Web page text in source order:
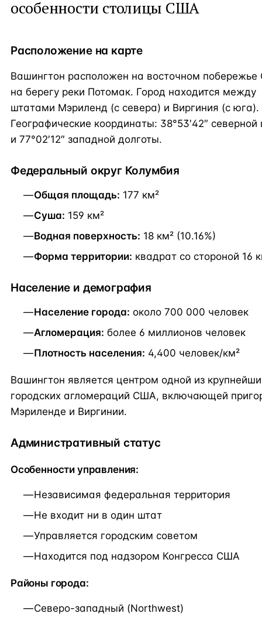
особенности столицы США
Расположение на карте
Вашингтон расположен на восточном
на берегу реки Потомак. Город находится между
штатами Мэриленд (с севера) и Виргиния (с юга).
Географические координаты: 38°53′42″
и 77°02′12″ западной долготы.
Федеральный округ Колумбия
Общая площадь: 177 км²
Суша: 159 км²
Водная поверхность: 18 км² (10.16%)
Форма территории: квадрат со стороной 16
Население и демография
Население города: около 700 000 человек
Агломерация: более 6 миллионов человек
Плотность населения: 4,400 человек/км²
Вашингтон является центром одной из
городских агломераций США, включающей
Мэриленде и Виргинии.
Административный статус
Особенности управления:
Независимая федеральная территория
Не входит ни в один штат
Управляется городским советом
Находится под надзором Конгресса США
Районы города:
Северо-западный (Northwest)